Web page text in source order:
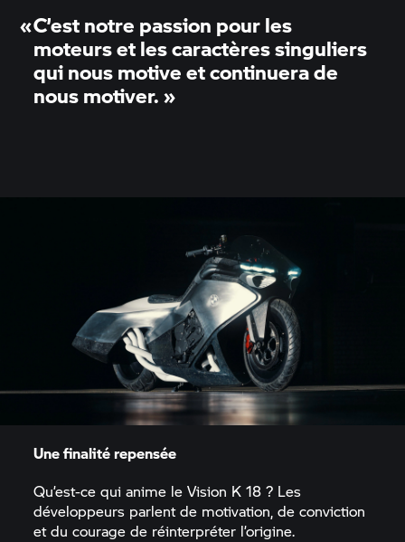
«C’est notre passion pour les
moteurs et les caractères singuliers
qui nous motive et continuera de
nous motiver.»
Une finalité repensée
Qu’est-ce qui anime le Vision K 18 ? Les
développeurs parlent de motivation, de conviction
et du courage de réinterpréter l’origine.